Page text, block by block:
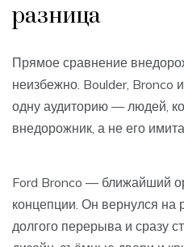
разница
Прямое сравнение
неизбежно. Boulder, Bronco
одну аудиторию — людей,
внедорожник, а не его
Ford Bronco — ближайший
концепции. Он вернулся на
долгого перерыва и сразу